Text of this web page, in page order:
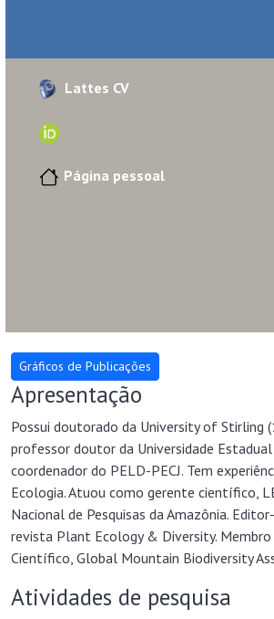
Lattes CV
Página pessoal
Apresentação
Possui doutorado da University of Stirling
professor doutor da Universidade Estadual
coordenador do PELD-PECJ. Tem
Ecologia. Atuou como gerente científico,
Nacional de Pesquisas da Amazônia.
revista Plant Ecology & Diversity.
Científico, Global Mountain Biodiversity
Atividades de pesquisa